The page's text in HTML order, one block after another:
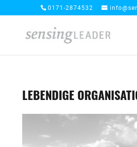
0171-2874532
LEBENDIGE